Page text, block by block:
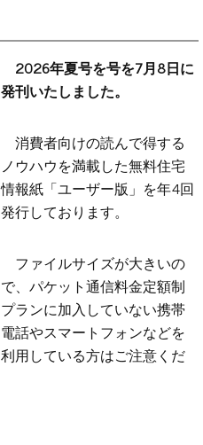
2026年夏号を号を7月8日に
発刊いたしました。
消費者向けの読んで得する
ノウハウを満載した無料住宅
情報紙「ユーザー版」を年4回
発行しております。
ファイルサイズが大きいの
で、パケット通信料金定額制
プランに加入していない携帯
電話やスマートフォンなどを
利用している方はご注意くだ